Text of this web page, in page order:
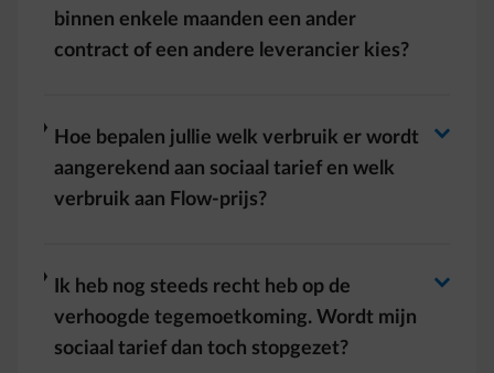
binnen enkele maanden een ander
contract of een andere leverancier kies? ​
Hoe bepalen jullie welk verbruik er wordt
aangerekend aan sociaal tarief en welk
verbruik aan Flow-prijs? ​
arrow-right
Ik heb nog steeds recht heb op de
verhoogde tegemoetkoming. Wordt mijn
sociaal tarief dan toch stopgezet?
arrow-right